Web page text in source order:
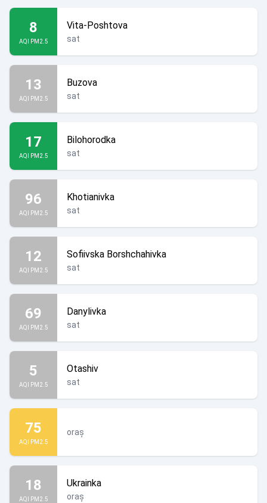
8
AQI PM2.5
Vita-Poshtova
sat
13
AQI PM2.5
Buzova
sat
17
AQI PM2.5
Bilohorodka
sat
96
AQI PM2.5
Khotianivka
sat
12
AQI PM2.5
Sofiivska Borshchahivka
sat
69
AQI PM2.5
Danylivka
sat
5
AQI PM2.5
Otashiv
sat
75
AQI PM2.5
oraș
18
AQI PM2.5
Ukrainka
oraș